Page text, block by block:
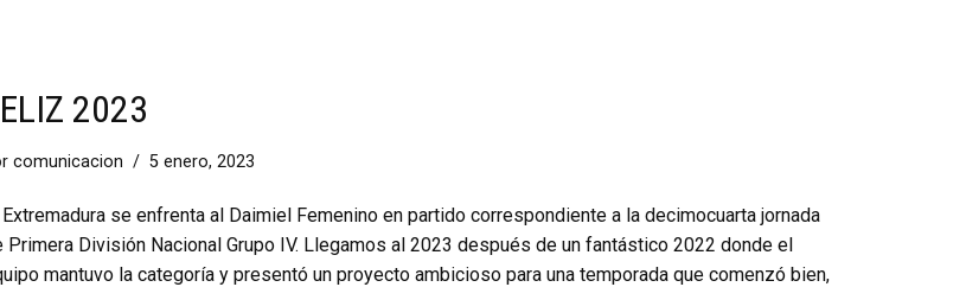
2023
comunicacion 5 enero, 2023
Extremadura se enfrenta al Daimiel Femenino en partido correspondiente a la decimocuarta jornada
Primera División Nacional Grupo IV. Llegamos al 2023 después de un fantástico 2022 donde el
mantuvo la categoría y presentó un proyecto ambicioso para una temporada que comenzó bien,